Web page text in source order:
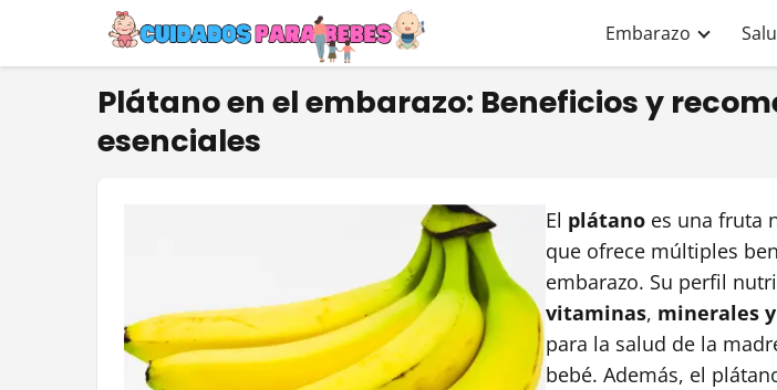
Embarazo
Plátano en el embarazo: Beneficios y
esenciales
El plátanoes una fruta
que ofrece múltiples
embarazo. Su perfil
vitaminas, minerales
para la salud de la
bebé. Además, el